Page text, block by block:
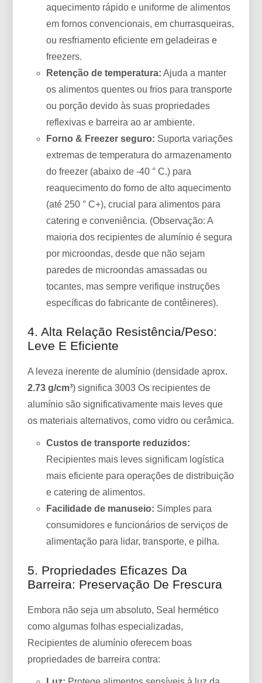
aquecimento rápido e uniforme de alimentos
em fornos convencionais, em churrasqueiras,
ou resfriamento eficiente em geladeiras e
freezers.
Retenção de temperatura: Ajuda a manter
os alimentos quentes ou frios para transporte
ou porção devido às suas propriedades
reflexivas e barreira ao ar ambiente.
Forno & Freezer seguro: Suporta variações
extremas de temperatura do armazenamento
do freezer (abaixo de -40 ° C.) para
reaquecimento do forno de alto aquecimento
(até 250 ° C+), crucial para alimentos para
catering e conveniência. (Observação: A
maioria dos recipientes de alumínio é segura
por microondas, desde que não sejam
paredes de microondas amassadas ou
tocantes, mas sempre verifique instruções
específicas do fabricante de contêineres).
4. Alta Relação Resistência/peso:
Leve E Eficiente
A leveza inerente de alumínio (densidade aprox.
2.73 g/cm³) significa 3003 Os recipientes de
alumínio são significativamente mais leves que
os materiais alternativos, como vidro ou cerâmica.
Custos de transporte reduzidos:
Recipientes mais leves significam logística
mais eficiente para operações de distribuição
e catering de alimentos.
Facilidade de manuseio: Simples para
consumidores e funcionários de serviços de
alimentação para lidar, transporte, e pilha.
5. Propriedades Eficazes Da
Barreira: Preservação De Frescura
Embora não seja um absoluto, Seal hermético
como algumas folhas especializadas,
Recipientes de alumínio oferecem boas
propriedades de barreira contra: